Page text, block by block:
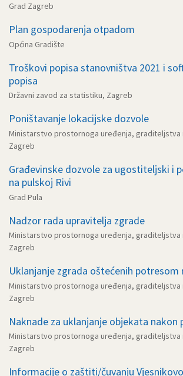
Grad Zagreb
Plan gospodarenja otpadom
Općina Gradište
Troškovi popisa stanovništva 2021 i
popisa
Državni zavod za statistiku, Zagreb
Poništavanje lokacijske dozvole
Ministarstvo prostornoga uređenja, graditeljstva
Zagreb
Građevinske dozvole za ugostiteljski i
na pulskoj Rivi
Grad Pula
Nadzor rada upravitelja zgrade
Ministarstvo prostornoga uređenja, graditeljstva
Zagreb
Uklanjanje zgrada oštećenih potresom
Ministarstvo prostornoga uređenja, graditeljstva
Zagreb
Naknade za uklanjanje objekata nakon
Ministarstvo prostornoga uređenja, graditeljstva
Zagreb
Informacije o zaštiti/čuvanju